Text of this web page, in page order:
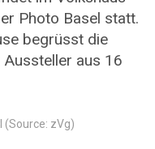
Photo Basel statt.
begrüsst die
aus 16
(Source: zVg)